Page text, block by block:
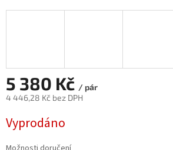
5 380 Kč / pár
4 446,28 Kč bez DPH
cena:
Vyprodáno